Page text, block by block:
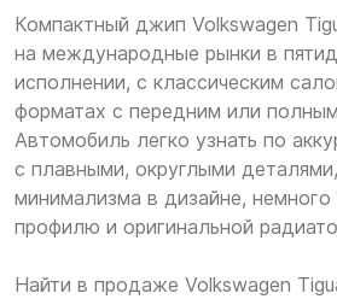
Компактный джип Volkswagen
на международные рынки в
исполнении, с классическим
форматах с передним или
Автомобиль легко узнать по
с плавными, округлыми
минимализма в дизайне,
профилю и оригинальной
Найти в продаже Volkswagen